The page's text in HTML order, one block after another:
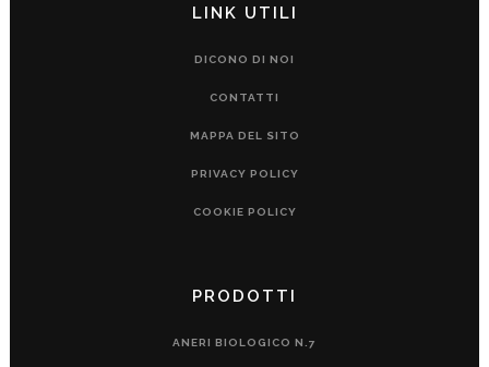
LINK UTILI
DICONO DI NOI
CONTATTI
MAPPA DEL SITO
PRIVACY POLICY
COOKIE POLICY
PRODOTTI
ANERI BIOLOGICO N.7